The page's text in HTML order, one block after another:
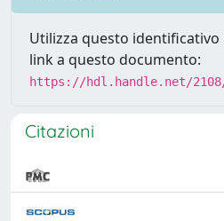
Utilizza questo
link a questo documento:
https://hdl.handle.net/2108/
Citazioni